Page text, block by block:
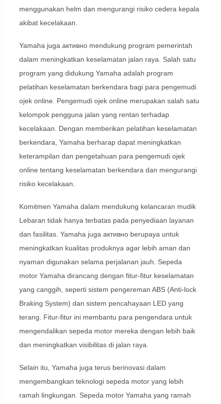
menggunakan helm dan mengurangi risiko cedera kepala
akibat kecelakaan.
Yamaha juga активно mendukung program pemerintah
dalam meningkatkan keselamatan jalan raya. Salah satu
program yang didukung Yamaha adalah program
pelatihan keselamatan berkendara bagi para pengemudi
ojek online. Pengemudi ojek online merupakan salah satu
kelompok pengguna jalan yang rentan terhadap
kecelakaan. Dengan memberikan pelatihan keselamatan
berkendara, Yamaha berharap dapat meningkatkan
keterampilan dan pengetahuan para pengemudi ojek
online tentang keselamatan berkendara dan mengurangi
risiko kecelakaan.
Komitmen Yamaha dalam mendukung kelancaran mudik
Lebaran tidak hanya terbatas pada penyediaan layanan
dan fasilitas. Yamaha juga активно berupaya untuk
meningkatkan kualitas produknya agar lebih aman dan
nyaman digunakan selama perjalanan jauh. Sepeda
motor Yamaha dirancang dengan fitur-fitur keselamatan
yang canggih, seperti sistem pengereman ABS (Anti-lock
Braking System) dan sistem pencahayaan LED yang
terang. Fitur-fitur ini membantu para pengendara untuk
mengendalikan sepeda motor mereka dengan lebih baik
dan meningkatkan visibilitas di jalan raya.
Selain itu, Yamaha juga terus berinovasi dalam
mengembangkan teknologi sepeda motor yang lebih
ramah lingkungan. Sepeda motor Yamaha yang ramah